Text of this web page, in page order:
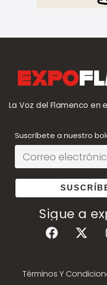
La Voz del Flamenco en
Suscríbete a nuestro
Sigue a
Términos Y